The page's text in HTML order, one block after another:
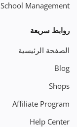
School Management
روابط سريعة
الصفحة الرئيسية
Blog
Shops
Affiliate Program
Help Center